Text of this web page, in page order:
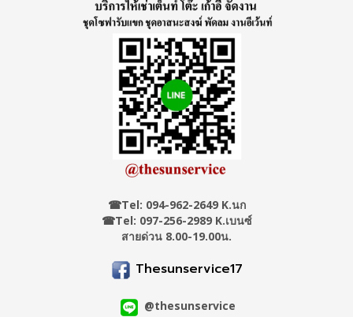
☎Tel: 094-962-2649 K.นก
☎Tel: 097-256-2989 K.เบนซ์
สายด่วน 8.00-19.00น.
Thesunservice17
@thesunservice